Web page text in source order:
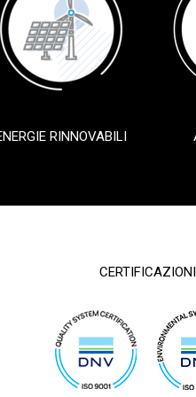
RINNOVABILI
CERTIFICAZIONI